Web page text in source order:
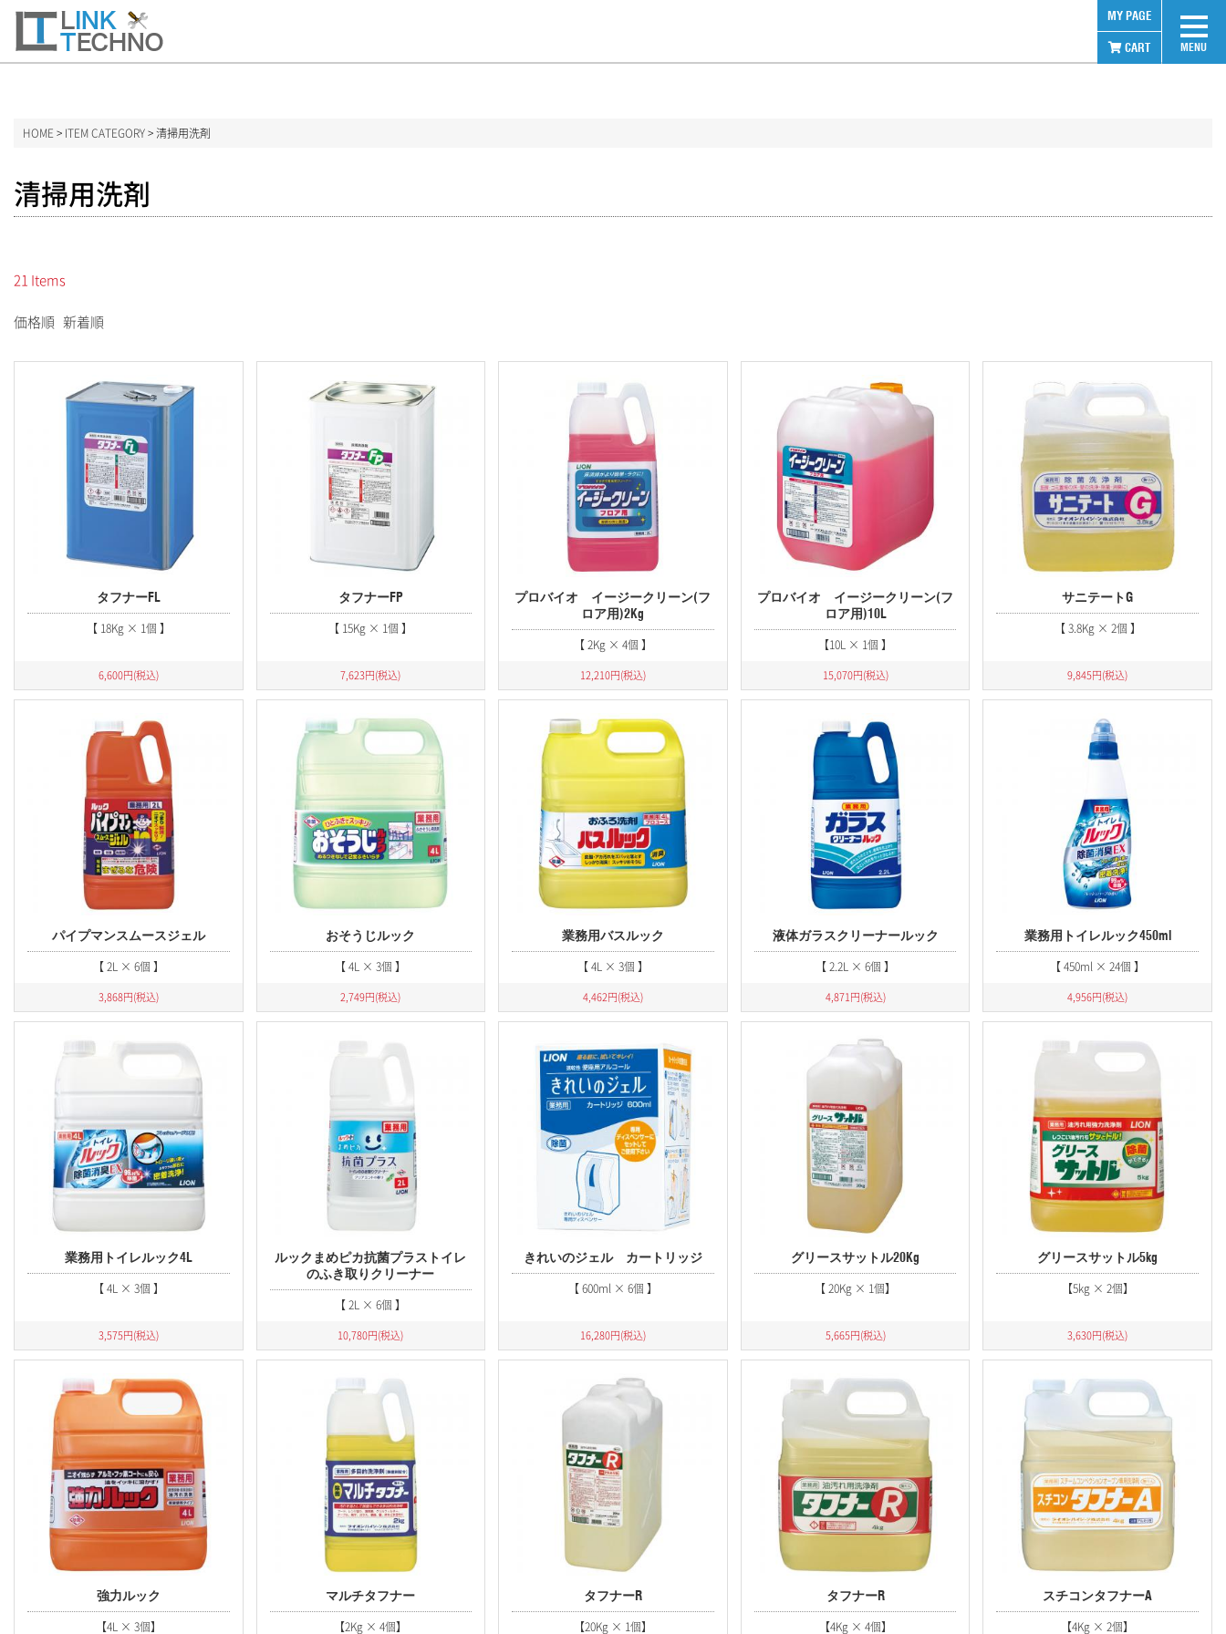
MENU
MY PAGE
CART
ITEM CATEGORY
洗濯用洗剤
ハンドソープ&消毒液
ヘア&ボディケア
厨房・キッチン用品
ウォーターサーバー用フィルター
ウォーターサーバー用交換・補修用部品
ウォーターサーバー
害虫駆除用品
日用品・その他
特定商取引に関する法律に基づく表記
プライバシーポリシー
LINK TECHNO Official WEB
HOME> ITEM CATEGORY> 清掃用洗剤
清掃用洗剤
21 Items
価格順 新着順
タフナーFL
【 18Kg × 1個 】
6,600円(税込)
タフナーFP
【 15Kg × 1個 】
7,623円(税込)
プロバイオ イージークリーン(フ
ロア用)2Kg
【 2Kg × 4個 】
12,210円(税込)
プロバイオ イージークリーン(フ
ロア用)10L
【10L × 1個 】
15,070円(税込)
サニテートG
【 3.8Kg × 2個 】
9,845円(税込)
パイプマンスムースジェル
【 2L × 6個 】
3,868円(税込)
おそうじルック
【 4L × 3個 】
2,749円(税込)
業務用バスルック
【 4L × 3個 】
4,462円(税込)
液体ガラスクリーナールック
【 2.2L × 6個 】
4,871円(税込)
業務用トイレルック450ml
【 450ml × 24個 】
4,956円(税込)
業務用トイレルック4L
【 4L × 3個 】
3,575円(税込)
ルックまめピカ抗菌プラストイレ
のふき取りクリーナー
【 2L × 6個 】
10,780円(税込)
きれいのジェル カートリッジ
【 600ml × 6個 】
16,280円(税込)
グリースサットル20Kg
【 20Kg × 1個】
5,665円(税込)
グリースサットル5kg
【5kg × 2個】
3,630円(税込)
強力ルック
【4L × 3個】
マルチタフナー
【2Kg × 4個】
タフナーR
【20Kg × 1個】
タフナーR
【4Kg × 4個】
スチコンタフナーA
【4Kg × 2個】